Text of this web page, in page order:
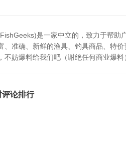
是一家中立的，致力于帮助
、准确、新鲜的渔具、钓具商品、特
不妨爆料给我们吧（谢绝任何商业爆料
评论排行